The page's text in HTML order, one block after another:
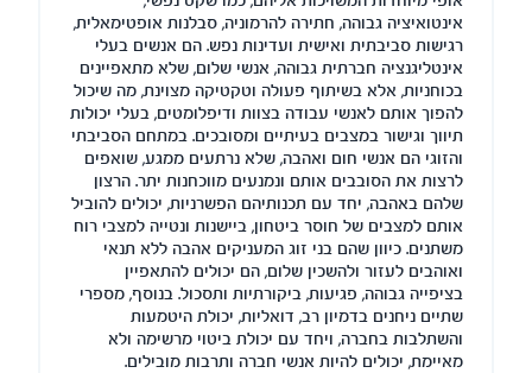
אינטואיציה גבוהה, חתירה להרמוניה, סבלנות אופטימאלית,
רגישות סביבתית ואישית ועדינות נפש. הם אנשים בעלי
אינטליגנציה חברתית גבוהה, אנשי שלום, שלא מתאפיינים
בכוחניות, אלא בשיתוף פעולה וטקטיקה מצוינת, מה שיכול
להפוך אותם לאנשי עבודה בצוות ודיפלומטים, בעלי יכולות
תיווך וגישור במצבים בעיתיים ומסובכים. במתחם הסביבתי
והזוגי הם אנשי חום ואהבה, שלא נרתעים ממגע, שואפים
לרצות את הסובבים אותם ונמנעים מווכחנות יתר. הרצון
שלהם באהבה, יחד עם תכנותיהם הפשרניות, יכולים להוביל
אותם למצבים של חוסר ביטחון, ביישנות ונטייה למצבי רוח
משתנים. כיוון שהם בני זוג המעניקים אהבה ללא תנאי
ואוהבים לעזור ולהשכין שלום, הם יכולים להתאפיין
בציפייה גבוהה, פגיעות, ביקורתיות ותסכול. בנוסף, מספרי
שתיים ניחנים בדמיון רב, דואליות, יכולת היטמעות
והשתלבות בחברה, ויחד עם יכולת ביטוי מרשימה ולא
מאיימת, יכולים להיות אנשי חברה ותרבות מובילים.